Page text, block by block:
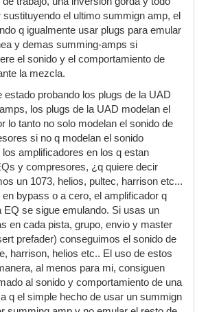
sustituyendo el ultimo summign amp, el
q igualmente usar plugs para emular
y demas summing-amps si
el sonido y el comportamiento de
la mezcla.
estado probando los plugs de la UAD
los plugs de la UAD modelan el
lo tanto no solo modelan el sonido de
si no q modelan el sonido
amplificadores en los q estan
y compresores, ¿q quiere decir
un 1073, helios, pultec, harrison etc...
bypass o a cero, el amplificador q
EQ se sigue emulando. Si usas un
en cada pista, grupo, envio y master
prefader) conseguimos el sonido de
harrison, helios etc.. El uso de estos
al menos para mi, consiguen
al sonido y comportamiento de una
q el simple hecho de usar un summign